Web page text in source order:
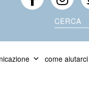
Cerca
come aiutarci